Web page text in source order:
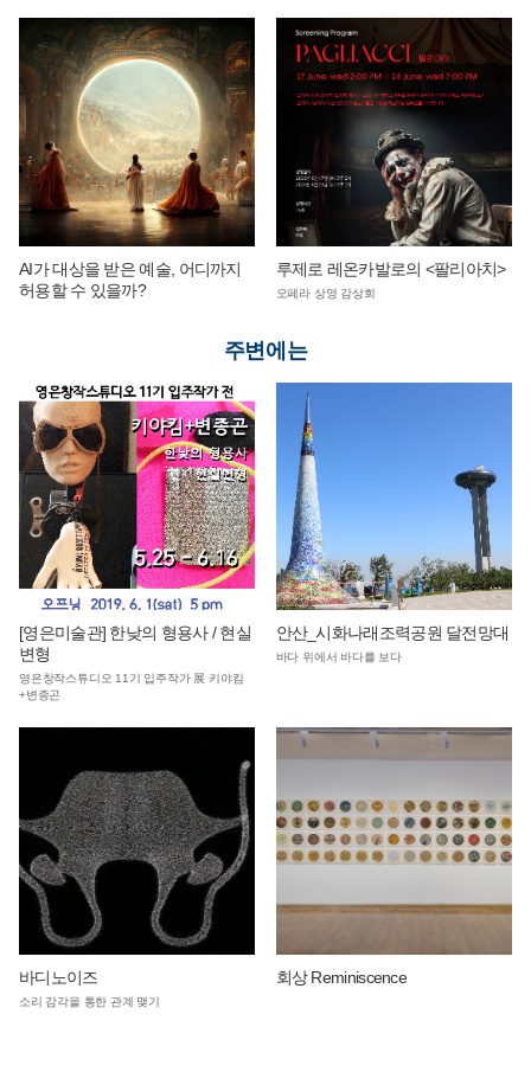
AI가 대상을 받은 예술, 어디까지
허용할 수 있을까?
루제로 레온카발로의 <팔리아치>
오페라 상영 감상회
주변에는
[영은미술관] 한낮의 형용사 / 현실
변형
영은창작스튜디오 11기 입주작가 展 키야킴
+변종곤
안산_시화나래조력공원 달전망대
바다 위에서 바다를 보다
바디노이즈
소리 감각을 통한 관계 맺기
회상 Reminiscence